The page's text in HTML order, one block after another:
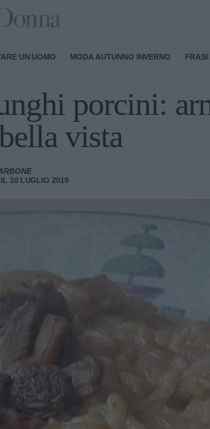
UN UOMO MODA AUTUNNO INVERNO FRASI
porcini:
vista
10 LUGLIO 2019